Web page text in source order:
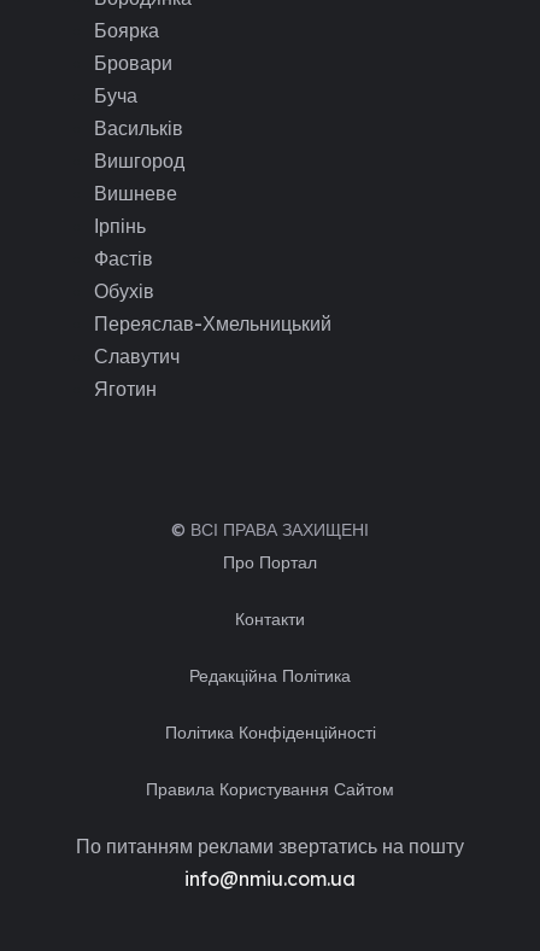
Боярка
Бровари
Буча
Васильків
Вишгород
Вишневе
Ірпінь
Фастів
Обухів
Переяслав-Хмельницький
Славутич
Яготин
© ВСІ ПРАВА ЗАХИЩЕНІ
Про Портал
Контакти
Редакційна Політика
Політика Конфіденційності
Правила Користування Сайтом
По питанням реклами звертатись на пошту
info@nmiu.com.ua